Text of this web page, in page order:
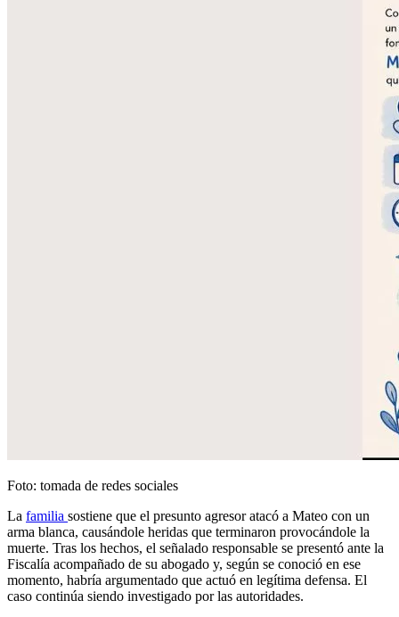
Foto: tomada de redes sociales
La familia sostiene que el presunto agresor atacó a Mateo con un
arma blanca, causándole heridas que terminaron provocándole la
muerte. Tras los hechos, el señalado responsable se presentó ante la
Fiscalía acompañado de su abogado y, según se conoció en ese
momento, habría argumentado que actuó en legítima defensa. El
caso continúa siendo investigado por las autoridades.